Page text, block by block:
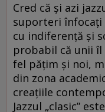
Cred că și azi
suporteri înfocați
cu indiferență și
probabil că unii îl
fel pățim și noi,
din zona
creațiile
Jazzul „clasic”